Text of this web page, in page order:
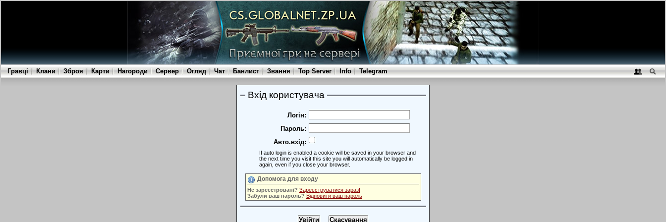
Гравці Клани Зброя Карти Нагороди Сервер Огляд Чат Банлист Звання Top Server Info Telegram
Вхід користувача
Логін:
Пароль:
Авто.вхід:
If auto login is enabled a cookie will be saved in your browser and
the next time you visit this site you will automatically be logged in
again, even if you close your browser.
Допомога для входу
Не зареєстровані? Зареєструватися зараз!
Забули ваш пароль? Відновити ваш пароль